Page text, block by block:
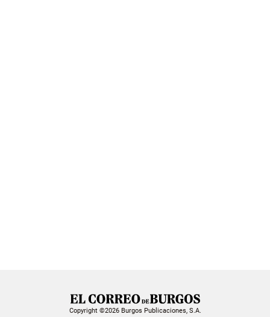
Copyright ©2026 Burgos Publicaciones, S.A.